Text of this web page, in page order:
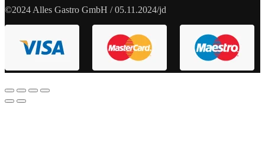
©2024 Alles Gastro GmbH / 05.11.2024/jd